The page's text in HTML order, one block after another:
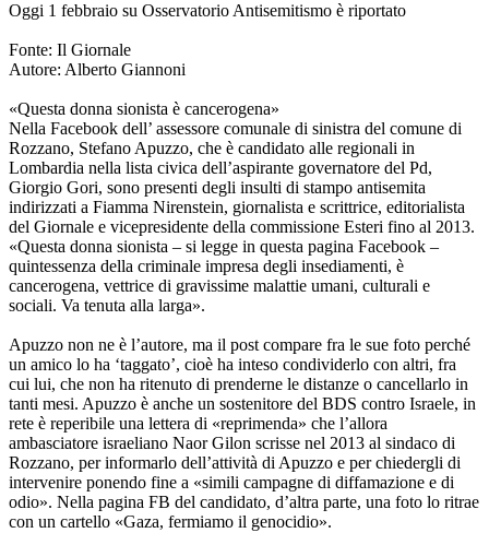
Oggi 1 febbraio su Osservatorio Antisemitismo è riportato
Fonte: Il Giornale
Autore: Alberto Giannoni
«Questa donna sionista è cancerogena»
Nella Facebook dell’ assessore comunale di sinistra del comune di
Rozzano, Stefano Apuzzo, che è candidato alle regionali in
Lombardia nella lista civica dell’aspirante governatore del Pd,
Giorgio Gori, sono presenti degli insulti di stampo antisemita
indirizzati a Fiamma Nirenstein, giornalista e scrittrice, editorialista
del Giornale e vicepresidente della commissione Esteri fino al 2013.
«Questa donna sionista – si legge in questa pagina Facebook –
quintessenza della criminale impresa degli insediamenti, è
cancerogena, vettrice di gravissime malattie umani, culturali e
sociali. Va tenuta alla larga».
Apuzzo non ne è l’autore, ma il post compare fra le sue foto perché
un amico lo ha ‘taggato’, cioè ha inteso condividerlo con altri, fra
cui lui, che non ha ritenuto di prenderne le distanze o cancellarlo in
tanti mesi. Apuzzo è anche un sostenitore del BDS contro Israele, in
rete è reperibile una lettera di «reprimenda» che l’allora
ambasciatore israeliano Naor Gilon scrisse nel 2013 al sindaco di
Rozzano, per informarlo dell’attività di Apuzzo e per chiedergli di
intervenire ponendo fine a «simili campagne di diffamazione e di
odio». Nella pagina FB del candidato, d’altra parte, una foto lo ritrae
con un cartello «Gaza, fermiamo il genocidio».